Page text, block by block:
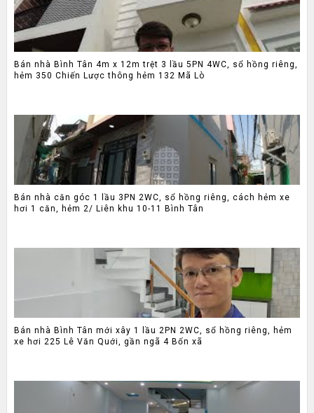
Bán nhà Bình Tân 4m x 12m trệt 3 lầu 5PN 4WC, sổ hồng riêng,
hẻm 350 Chiến Lược thông hẻm 132 Mã Lò
Bán nhà căn góc 1 lầu 3PN 2WC, sổ hồng riêng, cách hẻm xe
hơi 1 căn, hẻm 2/ Liên khu 10-11 Bình Tân
Bán nhà Bình Tân mới xây 1 lầu 2PN 2WC, sổ hồng riêng, hẻm
xe hơi 225 Lê Văn Quới, gần ngã 4 Bốn xã